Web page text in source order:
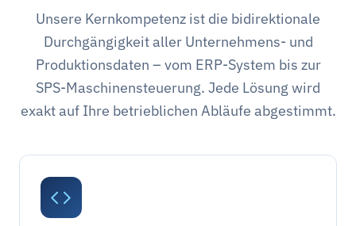
Unsere Kernkompetenz ist die bidirektionale
Durchgängigkeit aller Unternehmens- und
Produktionsdaten – vom ERP-System bis zur
SPS-Maschinensteuerung. Jede Lösung wird
exakt auf Ihre betrieblichen Abläufe abgestimmt.